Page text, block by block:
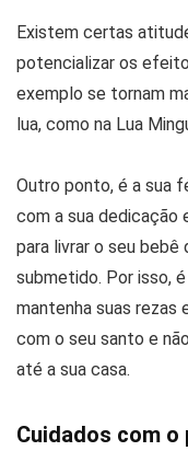
Existem certas
potencializar os
exemplo se tornam
lua, como na Lua
Outro ponto, é a sua
com a sua dedicação
para livrar o seu
submetido. Por isso,
mantenha suas rezas
com o seu santo e
até a sua casa.
Cuidados com